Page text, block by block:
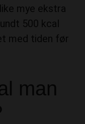
mye ekstra
500 kcal
med tiden før
man